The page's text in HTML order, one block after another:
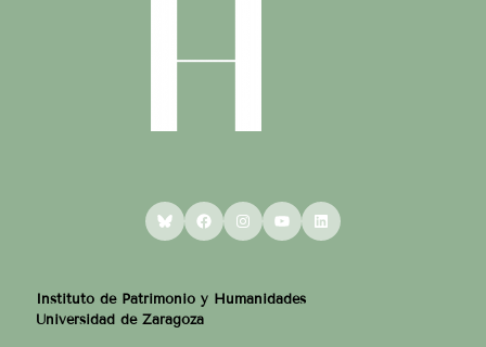
BlueskyFacebookInstagram
YouTubeLinkedIn
Instituto de Patrimonio y Humanidades
Universidad de Zaragoza